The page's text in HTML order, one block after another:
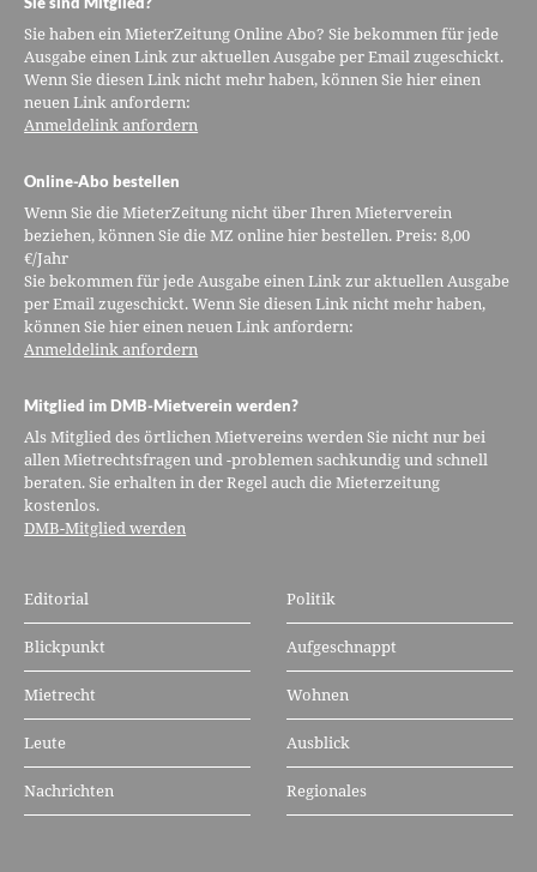
Sie haben ein MieterZeitung Online Abo? Sie bekommen für jede
Ausgabe einen Link zur aktuellen Ausgabe per Email zugeschickt.
Wenn Sie diesen Link nicht mehr haben, können Sie hier einen
neuen Link anfordern:
Anmeldelink anfordern
Online-Abo bestellen
Wenn Sie die MieterZeitung nicht über Ihren Mieterverein
beziehen, können Sie die MZ online hier bestellen. Preis: 8,00
€/Jahr
Sie bekommen für jede Ausgabe einen Link zur aktuellen Ausgabe
per Email zugeschickt. Wenn Sie diesen Link nicht mehr haben,
können Sie hier einen neuen Link anfordern:
Anmeldelink anfordern
Mitglied im DMB-Mietverein werden?
Als Mitglied des örtlichen Mietvereins werden Sie nicht nur bei
allen Mietrechtsfragen und -problemen sachkundig und schnell
beraten. Sie erhalten in der Regel auch die Mieterzeitung
kostenlos.
DMB-Mitglied werden
Editorial
Blickpunkt
Mietrecht
Leute
Nachrichten
Politik
Aufgeschnappt
Wohnen
Ausblick
Regionales